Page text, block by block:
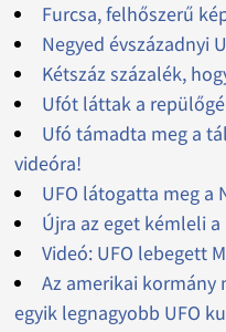
Furcsa, felhőszerű
Negyed évszázadnyi
Kétszáz százalék,
Ufót láttak a
Ufó támadta meg a
videóra!
UFO látogatta meg a
Újra az eget kémleli
Videó: UFO lebegett
Az amerikai kormány
egyik legnagyobb UFO